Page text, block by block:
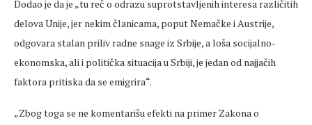
Dodao je da je „tu reč o odrazu suprotstavljenih interesa različitih
delova Unije, jer nekim članicama, poput Nemačke i Austrije,
odgovara stalan priliv radne snage iz Srbije, a loša socijalno-
ekonomska, ali i politička situacija u Srbiji, je jedan od najjačih
faktora pritiska da se emigrira“.
„Zbog toga se ne komentarišu efekti na primer Zakona o